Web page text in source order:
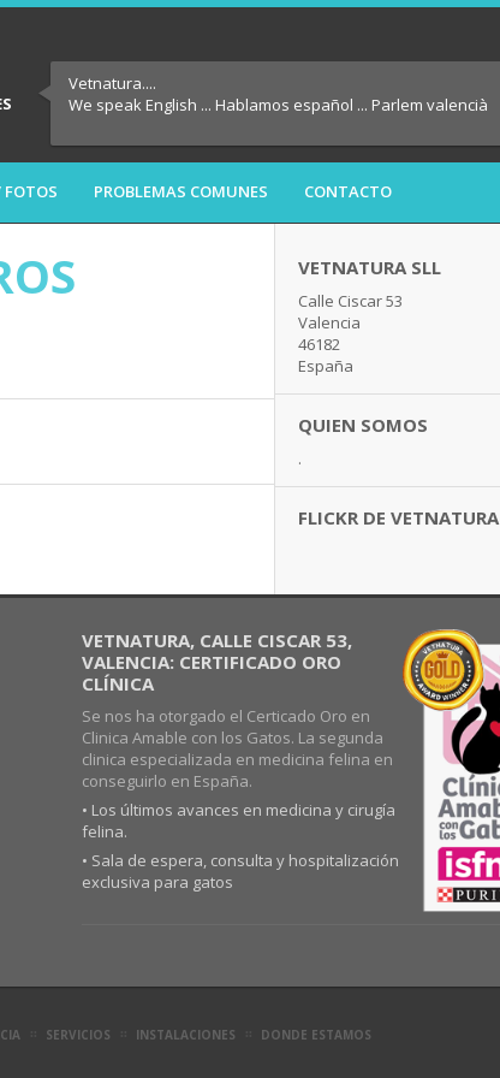
PROBLEMAS COMUNES CONTACTO
Vetnatura....
We speak English ... Hablamos español ... Parlem valencià
VETNATURA SLL
Calle Ciscar 53
Valencia
46182
España
QUIEN SOMOS
.
FLICKR DE VETNATURA
VETNATURA, CALLE CISCAR 53,
VALENCIA: CERTIFICADO ORO
CLÍNICA
Se nos ha otorgado el Certicado Oro en
Clinica Amable con los Gatos. La segunda
clinica especializada en medicina felina en
conseguirlo en España.
• Los últimos avances en medicina y cirugía
felina.
• Sala de espera, consulta y hospitalización
exclusiva para gatos
SERVICIOS INSTALACIONES DONDE ESTAMOS